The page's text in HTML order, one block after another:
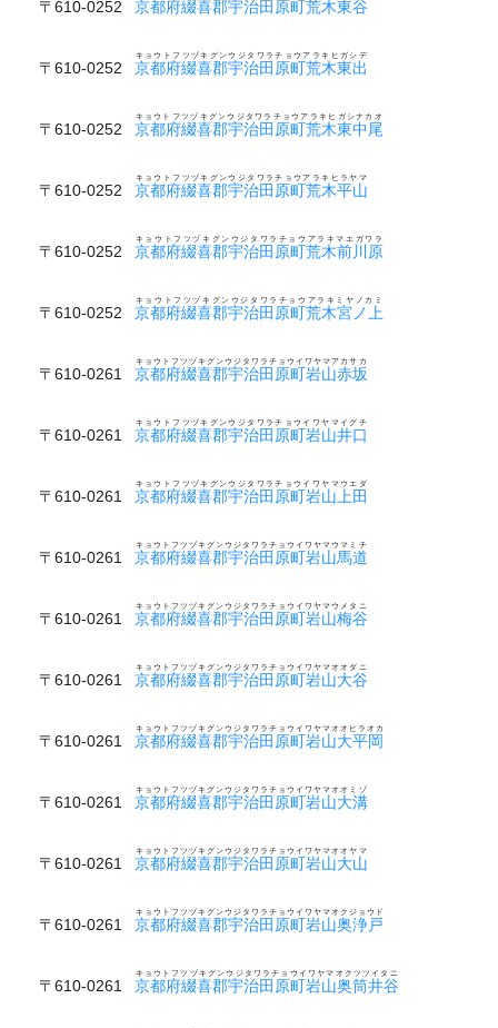
〒610-0252 京都府綴喜郡宇治田原町荒木東谷
〒610-0252 京都府綴喜郡宇治田原町荒木東出
キョウトフツヅキグンウジタワラチョウアラキヒガシデ
〒610-0252 京都府綴喜郡宇治田原町荒木東中尾
キョウトフツヅキグンウジタワラチョウアラキヒガシナカオ
〒610-0252 京都府綴喜郡宇治田原町荒木平山
キョウトフツヅキグンウジタワラチョウアラキヒラヤマ
〒610-0252 京都府綴喜郡宇治田原町荒木前川原
キョウトフツヅキグンウジタワラチョウアラキマエガワラ
〒610-0252 京都府綴喜郡宇治田原町荒木宮ノ上
キョウトフツヅキグンウジタワラチョウアラキミヤノカミ
〒610-0261 京都府綴喜郡宇治田原町岩山赤坂
キョウトフツヅキグンウジタワラチョウイワヤマアカサカ
〒610-0261 京都府綴喜郡宇治田原町岩山井口
キョウトフツヅキグンウジタワラチョウイワヤマイグチ
〒610-0261 京都府綴喜郡宇治田原町岩山上田
キョウトフツヅキグンウジタワラチョウイワヤマウエダ
〒610-0261 京都府綴喜郡宇治田原町岩山馬道
キョウトフツヅキグンウジタワラチョウイワヤマウマミチ
〒610-0261 京都府綴喜郡宇治田原町岩山梅谷
キョウトフツヅキグンウジタワラチョウイワヤマウメタニ
〒610-0261 京都府綴喜郡宇治田原町岩山大谷
キョウトフツヅキグンウジタワラチョウイワヤマオオダニ
〒610-0261 京都府綴喜郡宇治田原町岩山大平岡
キョウトフツヅキグンウジタワラチョウイワヤマオオヒラオカ
〒610-0261 京都府綴喜郡宇治田原町岩山大溝
キョウトフツヅキグンウジタワラチョウイワヤマオオミゾ
〒610-0261 京都府綴喜郡宇治田原町岩山大山
キョウトフツヅキグンウジタワラチョウイワヤマオオヤマ
〒610-0261 京都府綴喜郡宇治田原町岩山奥浄戸
キョウトフツヅキグンウジタワラチョウイワヤマオクジョウド
〒610-0261 京都府綴喜郡宇治田原町岩山奥筒井谷
キョウトフツヅキグンウジタワラチョウイワヤマオクツツイタニ